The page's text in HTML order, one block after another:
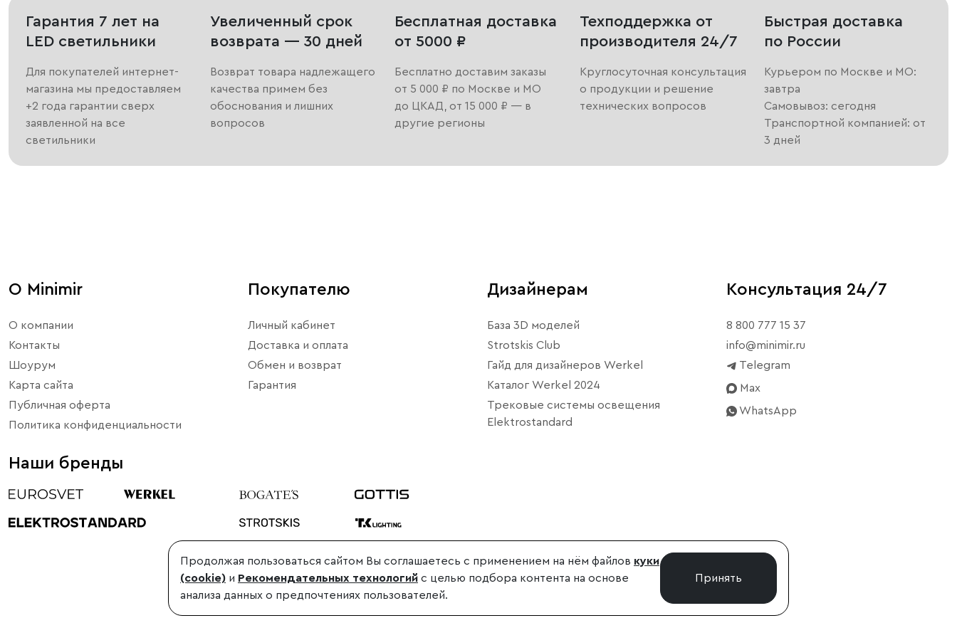
Гарантия 7 лет на
LED светильники
Для покупателей интернет-
магазина мы предоставляем
+2 года гарантии сверх
заявленной на все
светильники
Увеличенный срок
возврата — 30 дней
Возврат товара надлежащего
качества примем без
обоснования и лишних
вопросов
Бесплатная доставка
от 5000 ₽
Бесплатно доставим заказы
от 5 000 ₽ по Москве и МО
до ЦКАД, от 15 000 ₽ — в
другие регионы
Техподдержка от
производителя 24/7
Круглосуточная консультация
о продукции и решение
технических вопросов
Быстрая доставка
по России
Курьером по Москве и МО:
завтра
Самовывоз: сегодня
Транспортной компанией: от
3 дней
О Minimir
О компании
Контакты
Шоурум
Карта сайта
Публичная оферта
Политика конфиденциальности
Покупателю
Личный кабинет
Доставка и оплата
Обмен и возврат
Гарантия
Дизайнерам
База 3D моделей
Strotskis Club
Гайд для дизайнеров Werkel
Каталог Werkel 2024
Трековые системы освещения
Elektrostandard
Консультация 24/7
8 800 777 15 37
info@minimir.ru
Telegram
Max
WhatsApp
Наши бренды
©1998-2026, Minimir.ru – официальный интернет-магазин производителя.
Использование материалов сайта без согласования запрещено.
Продолжая пользоваться сайтом Вы соглашаетесь с применением на нём файлов куки
(cookie) и Рекомендательных технологий с целью подбора контента на основе
анализа данных о предпочтениях пользователей.
Принять